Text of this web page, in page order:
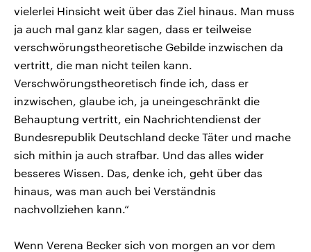
vielerlei Hinsicht weit über das Ziel hinaus. Man muss
ja auch mal ganz klar sagen, dass er teilweise
verschwörungstheoretische Gebilde inzwischen da
vertritt, die man nicht teilen kann.
Verschwörungstheoretisch finde ich, dass er
inzwischen, glaube ich, ja uneingeschränkt die
Behauptung vertritt, ein Nachrichtendienst der
Bundesrepublik Deutschland decke Täter und mache
sich mithin ja auch strafbar. Und das alles wider
besseres Wissen. Das, denke ich, geht über das
hinaus, was man auch bei Verständnis
nachvollziehen kann.“
Wenn Verena Becker sich von morgen an vor dem